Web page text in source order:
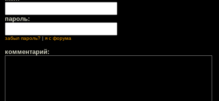
пароль:
забыл пароль? | я с форума
комментарий: